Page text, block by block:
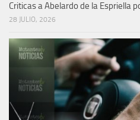
Criticas a Abelardo de la Espriella
28 JULIO, 2026